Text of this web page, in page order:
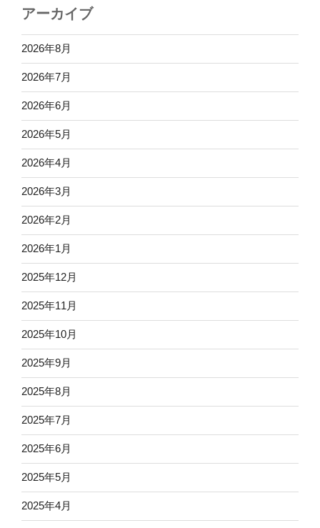
アーカイブ
2026年8月
2026年7月
2026年6月
2026年5月
2026年4月
2026年3月
2026年2月
2026年1月
2025年12月
2025年11月
2025年10月
2025年9月
2025年8月
2025年7月
2025年6月
2025年5月
2025年4月